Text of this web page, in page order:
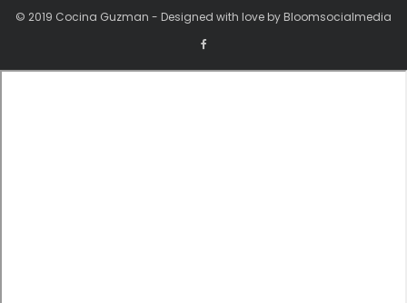
© 2019 Cocina Guzman - Designed with love by Bloomsocialmedia